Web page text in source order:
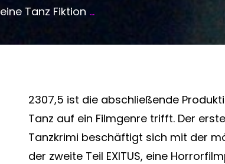
eine Tanz Fiktion ...
2307,5 ist die abschließende
Tanz auf ein Filmgenre trifft. Der erste
Tanzkrimi beschäftigt sich mit der
der zweite Teil EXITUS, eine